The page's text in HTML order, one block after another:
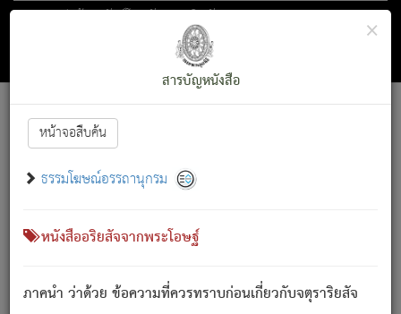
ตอน 1 ว่าด้วย สัตว์โลกกับจตุราริยสัจ
สารบัญ×
สารบัญหนังสือ
หน้าจอสืบค้น
ธรรมโฆษณ์อรรถานุกรม
หนังสืออริยสัจจากพระโอษฐ์
ภาคนำ ว่าด้วย ข้อความที่ควรทราบก่อนเกี่ยวกับจตุราริยสัจ
Font :15 ]||
สัตว์โลกนี้ เกิดความเดือดร้อนแล้ว มีผัสสะบังหน้า
เขาสำคัญสิ่งใด โดยความเป็นประการใด แต่สิ่งนั้นย่อมเป็น
(ตามที่เป็นจริง) โดยประการอื่นจากที่เขาสำคัญนั้น
สัตว์โลกติดข้องอยู่ในภพ ถูกภพบังหน้าแล้ว มีภพโดยความ
เป็นอย่างอื่น (จากที่มันเป็นอยู่จริง) จึงได้เพลิดเพลินยิ่งนักในภพ